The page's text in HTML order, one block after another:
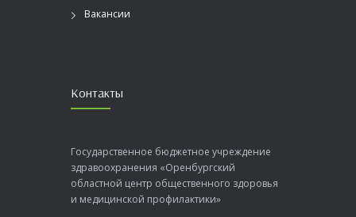
Вакансии
Контакты
Государственное бюджетное учреждение
здравоохранения «Оренбургский
областной центр общественного здоровья
и медицинской профилактики»